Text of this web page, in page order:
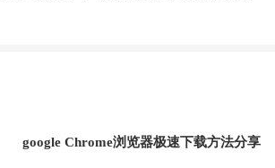
google Chrome浏览器极速下载方法分享